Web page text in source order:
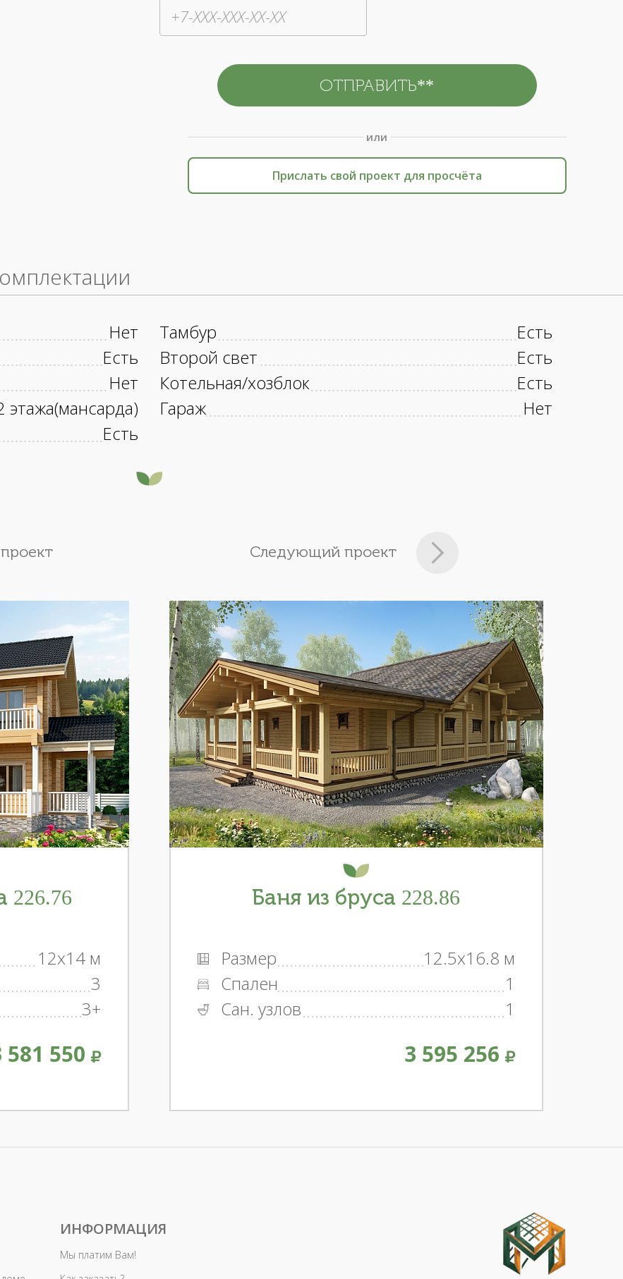
или
Прислать свой проект для просчёта
Нет
Есть
Нет
этажа(мансарда)
Есть
Тамбур
Есть
Второй свет
Есть
Котельная/хозблок
Есть
Гараж
Нет
12x14 м
3
3+
581 550
Следующий проект
Баня из бруса 228.86
Размер
12.5x16.8 м
Спален
1
Сан. узлов
1
3 595 256
ИНФОРМАЦИЯ
Мы платим Вам!